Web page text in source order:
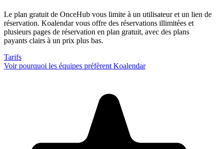
Le plan gratuit de OnceHub vous limite à un utilisateur et un lien de
réservation. Koalendar vous offre des réservations illimitées et
plusieurs pages de réservation en plan gratuit, avec des plans
payants clairs à un prix plus bas.
Tarifs
Voir pourquoi les équipes préfèrent Koalendar